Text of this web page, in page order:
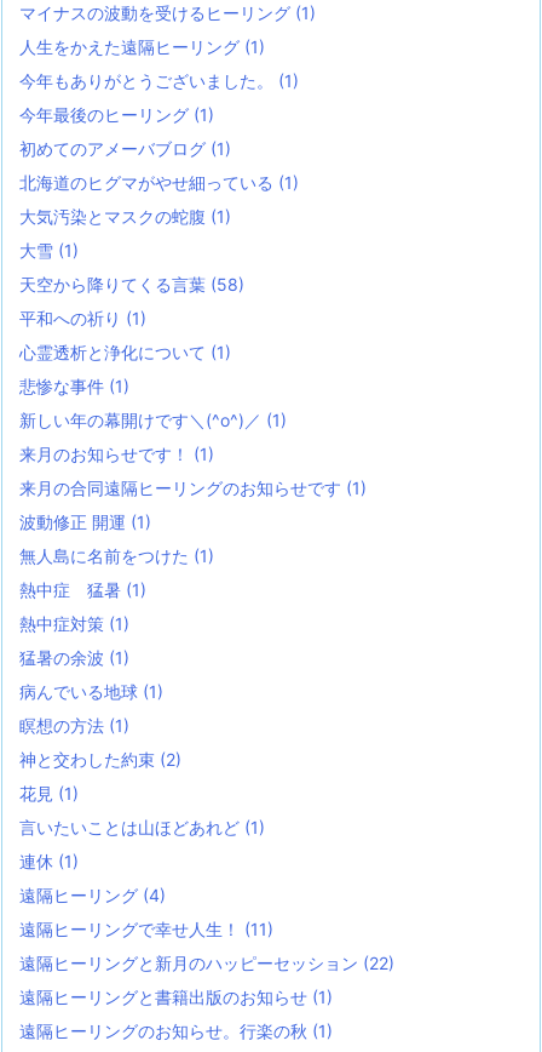
マイナスの波動を受けるヒーリング (1)
人生をかえた遠隔ヒーリング (1)
今年もありがとうございました。 (1)
今年最後のヒーリング (1)
初めてのアメーバブログ (1)
北海道のヒグマがやせ細っている (1)
大気汚染とマスクの蛇腹 (1)
大雪 (1)
天空から降りてくる言葉 (58)
平和への祈り (1)
心霊透析と浄化について (1)
悲惨な事件 (1)
新しい年の幕開けです＼(^o^)／ (1)
来月のお知らせです！ (1)
来月の合同遠隔ヒーリングのお知らせです (1)
波動修正 開運 (1)
無人島に名前をつけた (1)
熱中症 猛暑 (1)
熱中症対策 (1)
猛暑の余波 (1)
病んでいる地球 (1)
瞑想の方法 (1)
神と交わした約束 (2)
花見 (1)
言いたいことは山ほどあれど (1)
連休 (1)
遠隔ヒーリング (4)
遠隔ヒーリングで幸せ人生！ (11)
遠隔ヒーリングと新月のハッピーセッション (22)
遠隔ヒーリングと書籍出版のお知らせ (1)
遠隔ヒーリングのお知らせ。行楽の秋 (1)